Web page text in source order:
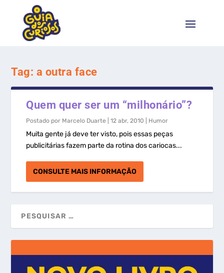
Tag: a outra face
Quem quer ser um “milhonário”?
Postado por Marcelo Duarte |12 abr, 2010 Humor
Muita gente já deve ter visto, pois essas peças
publicitárias fazem parte da rotina dos cariocas...
CONSULTE MAIS INFORMAÇÃO